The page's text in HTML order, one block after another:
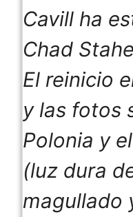
Cavill ha
Chad
El reinicio
y las fotos
Polonia y
(luz dura
magullado